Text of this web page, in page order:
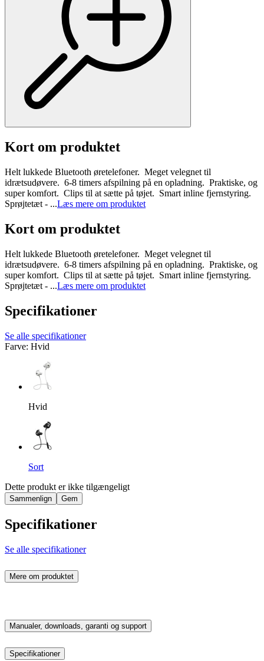
Kort om produktet
Helt lukkede Bluetooth øretelefoner. Meget velegnet til
idrætsudøvere. 6-8 timers afspilning på en opladning. Praktiske, og
super komfort. Clips til at sætte på tøjet. Smart inline fjernstyring.
Sprøjtetæt - ...Læs mere om produktet
Kort om produktet
Helt lukkede Bluetooth øretelefoner. Meget velegnet til
idrætsudøvere. 6-8 timers afspilning på en opladning. Praktiske, og
super komfort. Clips til at sætte på tøjet. Smart inline fjernstyring.
Sprøjtetæt - ...Læs mere om produktet
Specifikationer
Se alle specifikationer
Farve: Hvid
Hvid
Sort
Dette produkt er ikke tilgængeligt
Sammenlign Gem
Specifikationer
Se alle specifikationer
Mere om produktet
Manualer, downloads, garanti og support
Specifikationer